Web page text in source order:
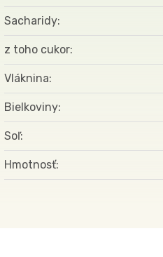
Sacharidy
z toho cukor
Vláknina
Bielkoviny
Soľ
Hmotnosť